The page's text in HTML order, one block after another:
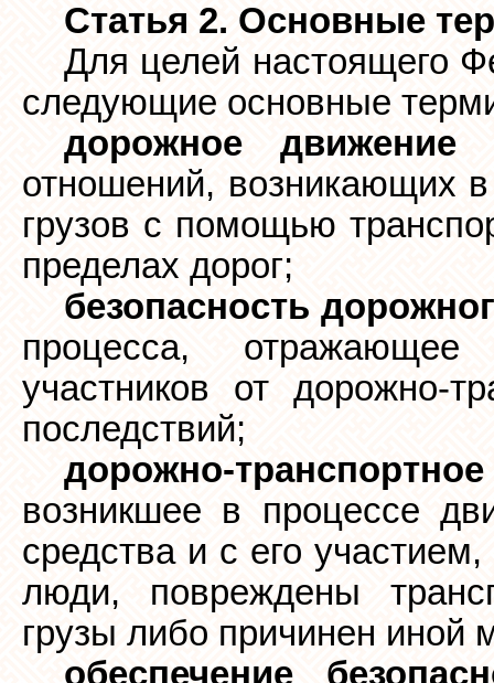
Статья 2. Основные
Для целей настоящего
следующие основные
дорожное движение
отношений, возникающих
грузов с помощью
пределах дорог;
безопасность
процесса,
участников от дорожно-
последствий;
дорожно-
возникшее в процессе
средства и с его
люди, повреждены
грузы либо причинен иной
обеспечение